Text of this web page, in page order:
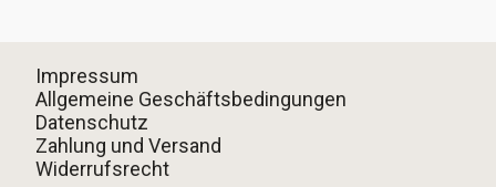
Impressum
Allgemeine Geschäftsbedingungen
Datenschutz
Zahlung und Versand
Widerrufsrecht